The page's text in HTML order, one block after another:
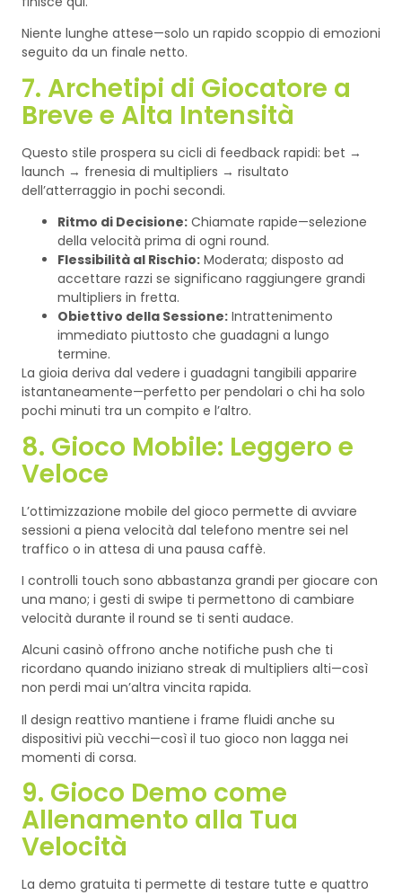
Niente lunghe attese—solo un rapido scoppio di emozioni
seguito da un finale netto.
7. Archetipi di Giocatore a
Breve e Alta Intensità
Questo stile prospera su cicli di feedback rapidi: bet →
launch → frenesia di multipliers → risultato
dell’atterraggio in pochi secondi.
Ritmo di Decisione: Chiamate rapide—selezione
della velocità prima di ogni round.
Flessibilità al Rischio: Moderata; disposto ad
accettare razzi se significano raggiungere grandi
multipliers in fretta.
Obiettivo della Sessione: Intrattenimento
immediato piuttosto che guadagni a lungo
termine.
La gioia deriva dal vedere i guadagni tangibili apparire
istantaneamente—perfetto per pendolari o chi ha solo
pochi minuti tra un compito e l’altro.
8. Gioco Mobile: Leggero e
Veloce
L’ottimizzazione mobile del gioco permette di avviare
sessioni a piena velocità dal telefono mentre sei nel
traffico o in attesa di una pausa caffè.
I controlli touch sono abbastanza grandi per giocare con
una mano; i gesti di swipe ti permettono di cambiare
velocità durante il round se ti senti audace.
Alcuni casinò offrono anche notifiche push che ti
ricordano quando iniziano streak di multipliers alti—così
non perdi mai un’altra vincita rapida.
Il design reattivo mantiene i frame fluidi anche su
dispositivi più vecchi—così il tuo gioco non lagga nei
momenti di corsa.
9. Gioco Demo come
Allenamento alla Tua
Velocità
La demo gratuita ti permette di testare tutte e quattro